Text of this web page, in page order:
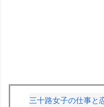
三十路女子の仕事と